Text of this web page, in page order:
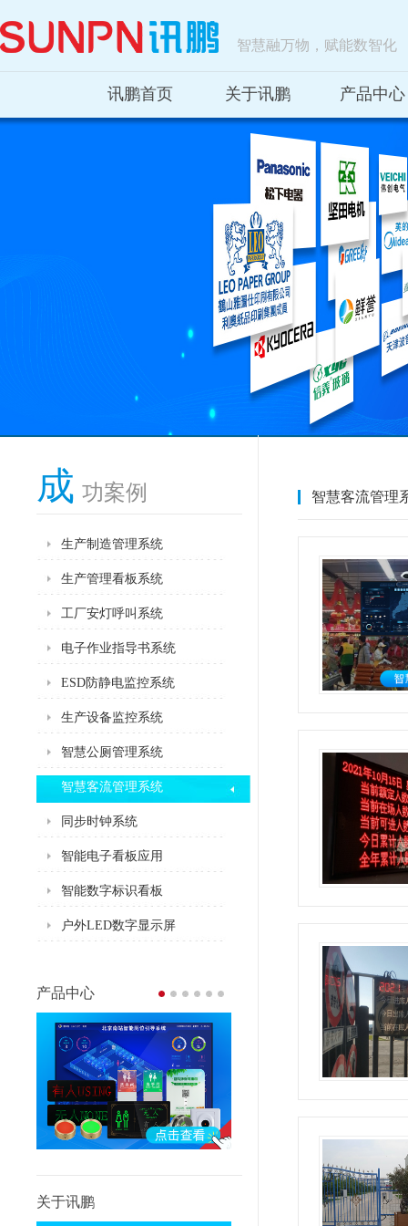
智慧融万物，赋能数智化
讯鹏首页 关于讯鹏 产品中心
成 功案例
生产制造管理系统
生产管理看板系统
工厂安灯呼叫系统
电子作业指导书系统
ESD防静电监控系统
生产设备监控系统
智慧公厕管理系统
智慧客流管理系统
同步时钟系统
智能电子看板应用
智能数字标识看板
户外LED数字显示屏
产品中心
关于讯鹏
智慧客流管理